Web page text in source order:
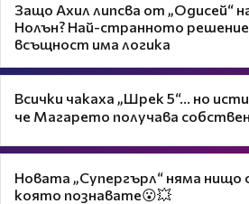
Защо Ахил липсва от „Одисей“
Нолън? Най-странното
всъщност има логика
Всички чакаха „Шрек 5“… но
че Магарето получава
Новата „Супергърл“ няма нищо
която познавате😮💥